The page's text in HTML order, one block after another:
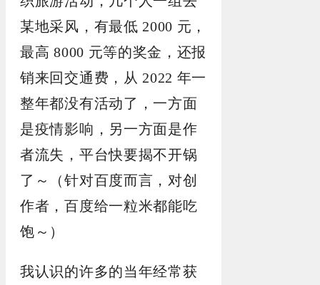
某地采风，有最低 2000 元，
最高 8000 元等的奖金，还报
销来回交通费，从 2022 年一
整年都没有活动了，一方面
是疫情影响，另一方面是作
者流失，平台快要揭不开锅
了～（针对百度而言，对创
作者，百度给一粒米都能吃
饱～）
我认识的许多的当年经常获